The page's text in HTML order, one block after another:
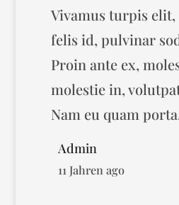
Vivamus turpis elit,
felis id, pulvinar
Proin ante ex,
molestie in,
Nam eu quam
Admin
11 Jahren ago